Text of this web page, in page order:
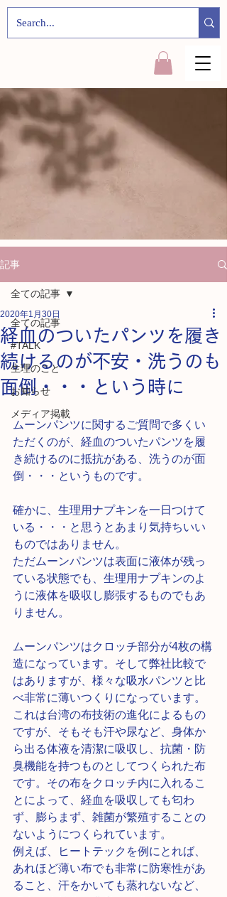
記事
全ての記事
#TALK
生理のこと
お知らせ
メディア掲載
全ての記事
経血のついたパンツを履き
続けるのが不安・洗うのも
面倒・・・という時に
2020年1月30日
ムーンパンツに関するご質問で多くい
ただくのが、経血のついたパンツを履
き続けるのに抵抗がある、洗うのが面
倒・・・というものです。
確かに、生理用ナプキンを一日つけて
いる・・・と思うとあまり気持ちいい
ものではありません。
ただムーンパンツは表面に液体が残っ
ている状態でも、生理用ナプキンのよ
うに液体を吸収し膨張するものでもあ
りません。
ムーンパンツはクロッチ部分が4枚の構
造になっています。そして弊社比較で
はありますが、様々な吸水パンツと比
べ非常に薄いつくりになっています。
これは台湾の布技術の進化によるもの
ですが、そもそも汗や尿など、身体か
ら出る体液を清潔に吸収し、抗菌・防
臭機能を持つものとしてつくられた布
です。その布をクロッチ内に入れるこ
とによって、経血を吸収しても匂わ
ず、膨らまず、雑菌が繁殖することの
ないようにつくられています。
例えば、ヒートテックを例にとれば、
あれほど薄い布でも非常に防寒性があ
ること、汗をかいても蒸れないなど、